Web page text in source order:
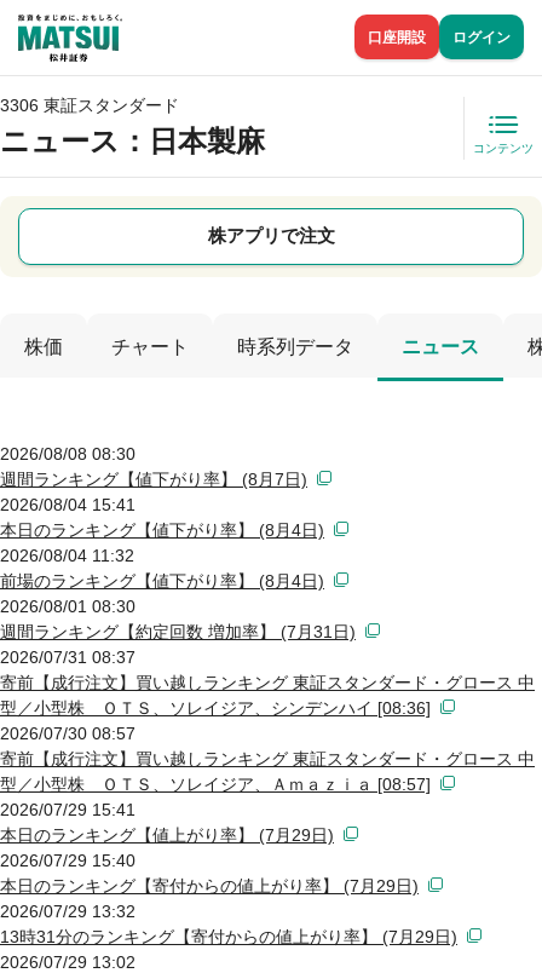
口座開設 ログイン
3306 東証スタンダード
ニュース ：日本製麻 コンテンツ
株アプリで注文
株価 チャート 時系列データ ニュース
2026/08/08 08:30
週間ランキング【値下がり率】 (8月7日)
2026/08/04 15:41
本日のランキング【値下がり率】 (8月4日)
2026/08/04 11:32
前場のランキング【値下がり率】 (8月4日)
2026/08/01 08:30
週間ランキング【約定回数 増加率】 (7月31日)
2026/07/31 08:37
寄前【成行注文】買い越しランキング 東証スタンダード・グロース 中
型／小型株 ＯＴＳ、ソレイジア、シンデンハイ [08:36]
2026/07/30 08:57
寄前【成行注文】買い越しランキング 東証スタンダード・グロース 中
型／小型株 ＯＴＳ、ソレイジア、Ａｍａｚｉａ [08:57]
2026/07/29 15:41
本日のランキング【値上がり率】 (7月29日)
2026/07/29 15:40
本日のランキング【寄付からの値上がり率】 (7月29日)
2026/07/29 13:32
13時31分のランキング【寄付からの値上がり率】 (7月29日)
2026/07/29 13:02